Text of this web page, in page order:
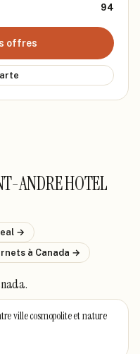
94
offres
ANDRE HOTEL
→
à Canada →
.
ville cosmopolite et nature